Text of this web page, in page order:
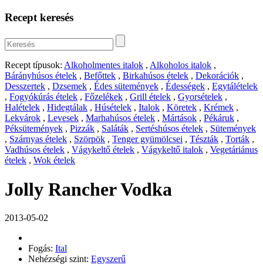
Recept keresés
Recept típusok: Alkoholmentes italok , Alkoholos italok ,
Bárányhúsos ételek , Befőttek , Birkahúsos ételek , Dekorációk ,
Desszertek , Dzsemek , Édes sütemények , Édességek , Egytálételek
, Fogyókúrás ételek , Főzelékek , Grill ételek , Gyorsételek ,
Halételek , Hidegtálak , Húsételek , Italok , Köretek , Krémek ,
Lekvárok , Levesek , Marhahúsos ételek , Mártások , Pékáruk ,
Péksütemények , Pizzák , Saláták , Sertéshúsos ételek , Sütemények
, Szárnyas ételek , Szörpök , Tenger gyümölcsei , Tészták , Torták ,
Vadhúsos ételek , Vágykeltő ételek , Vágykeltő italok , Vegetáriánus
ételek , Wok ételek
Jolly Rancher Vodka
2013-05-02
Fogás: Ital
Nehézségi szint: Egyszerű